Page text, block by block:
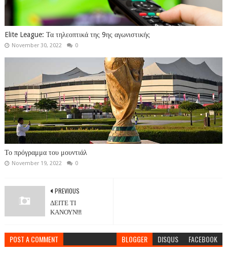
Elite League: Τα τηλεοπτικά της 9ης αγωνιστικής
November 30, 2022 0
Το πρόγραμμα του μουντιάλ
November 19, 2022 0
PREVIOUS
ΔΕΙΤΕ ΤΙ
ΚΑΝΟΥΝ!!!
POST A COMMENT BLOGGER DISQUS FACEBOOK